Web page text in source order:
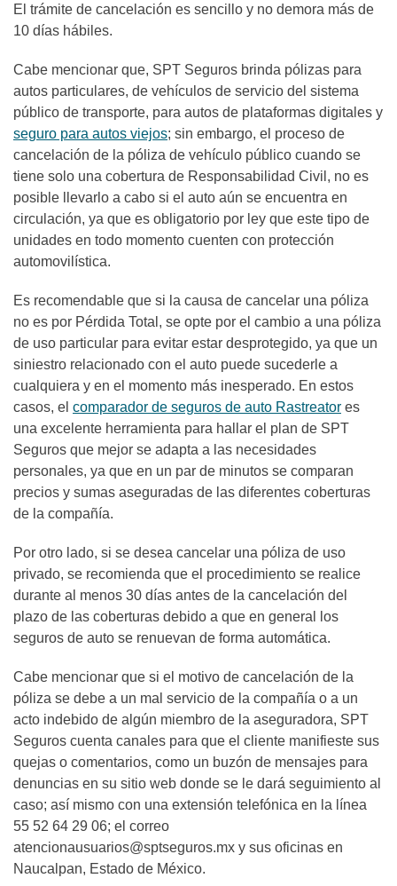
El trámite de cancelación es sencillo y no demora más de
10 días hábiles.
Cabe mencionar que, SPT Seguros brinda pólizas para
autos particulares, de vehículos de servicio del sistema
público de transporte, para autos de plataformas digitales y
seguro para autos viejos; sin embargo, el proceso de
cancelación de la póliza de vehículo público cuando se
tiene solo una cobertura de Responsabilidad Civil, no es
posible llevarlo a cabo si el auto aún se encuentra en
circulación, ya que es obligatorio por ley que este tipo de
unidades en todo momento cuenten con protección
automovilística.
Es recomendable que si la causa de cancelar una póliza
no es por Pérdida Total, se opte por el cambio a una póliza
de uso particular para evitar estar desprotegido, ya que un
siniestro relacionado con el auto puede sucederle a
cualquiera y en el momento más inesperado. En estos
casos, el comparador de seguros de auto Rastreator es
una excelente herramienta para hallar el plan de SPT
Seguros que mejor se adapta a las necesidades
personales, ya que en un par de minutos se comparan
precios y sumas aseguradas de las diferentes coberturas
de la compañía.
Por otro lado, si se desea cancelar una póliza de uso
privado, se recomienda que el procedimiento se realice
durante al menos 30 días antes de la cancelación del
plazo de las coberturas debido a que en general los
seguros de auto se renuevan de forma automática.
Cabe mencionar que si el motivo de cancelación de la
póliza se debe a un mal servicio de la compañía o a un
acto indebido de algún miembro de la aseguradora, SPT
Seguros cuenta canales para que el cliente manifieste sus
quejas o comentarios, como un buzón de mensajes para
denuncias en su sitio web donde se le dará seguimiento al
caso; así mismo con una extensión telefónica en la línea
55 52 64 29 06; el correo
atencionausuarios@sptseguros.mx y sus oficinas en
Naucalpan, Estado de México.